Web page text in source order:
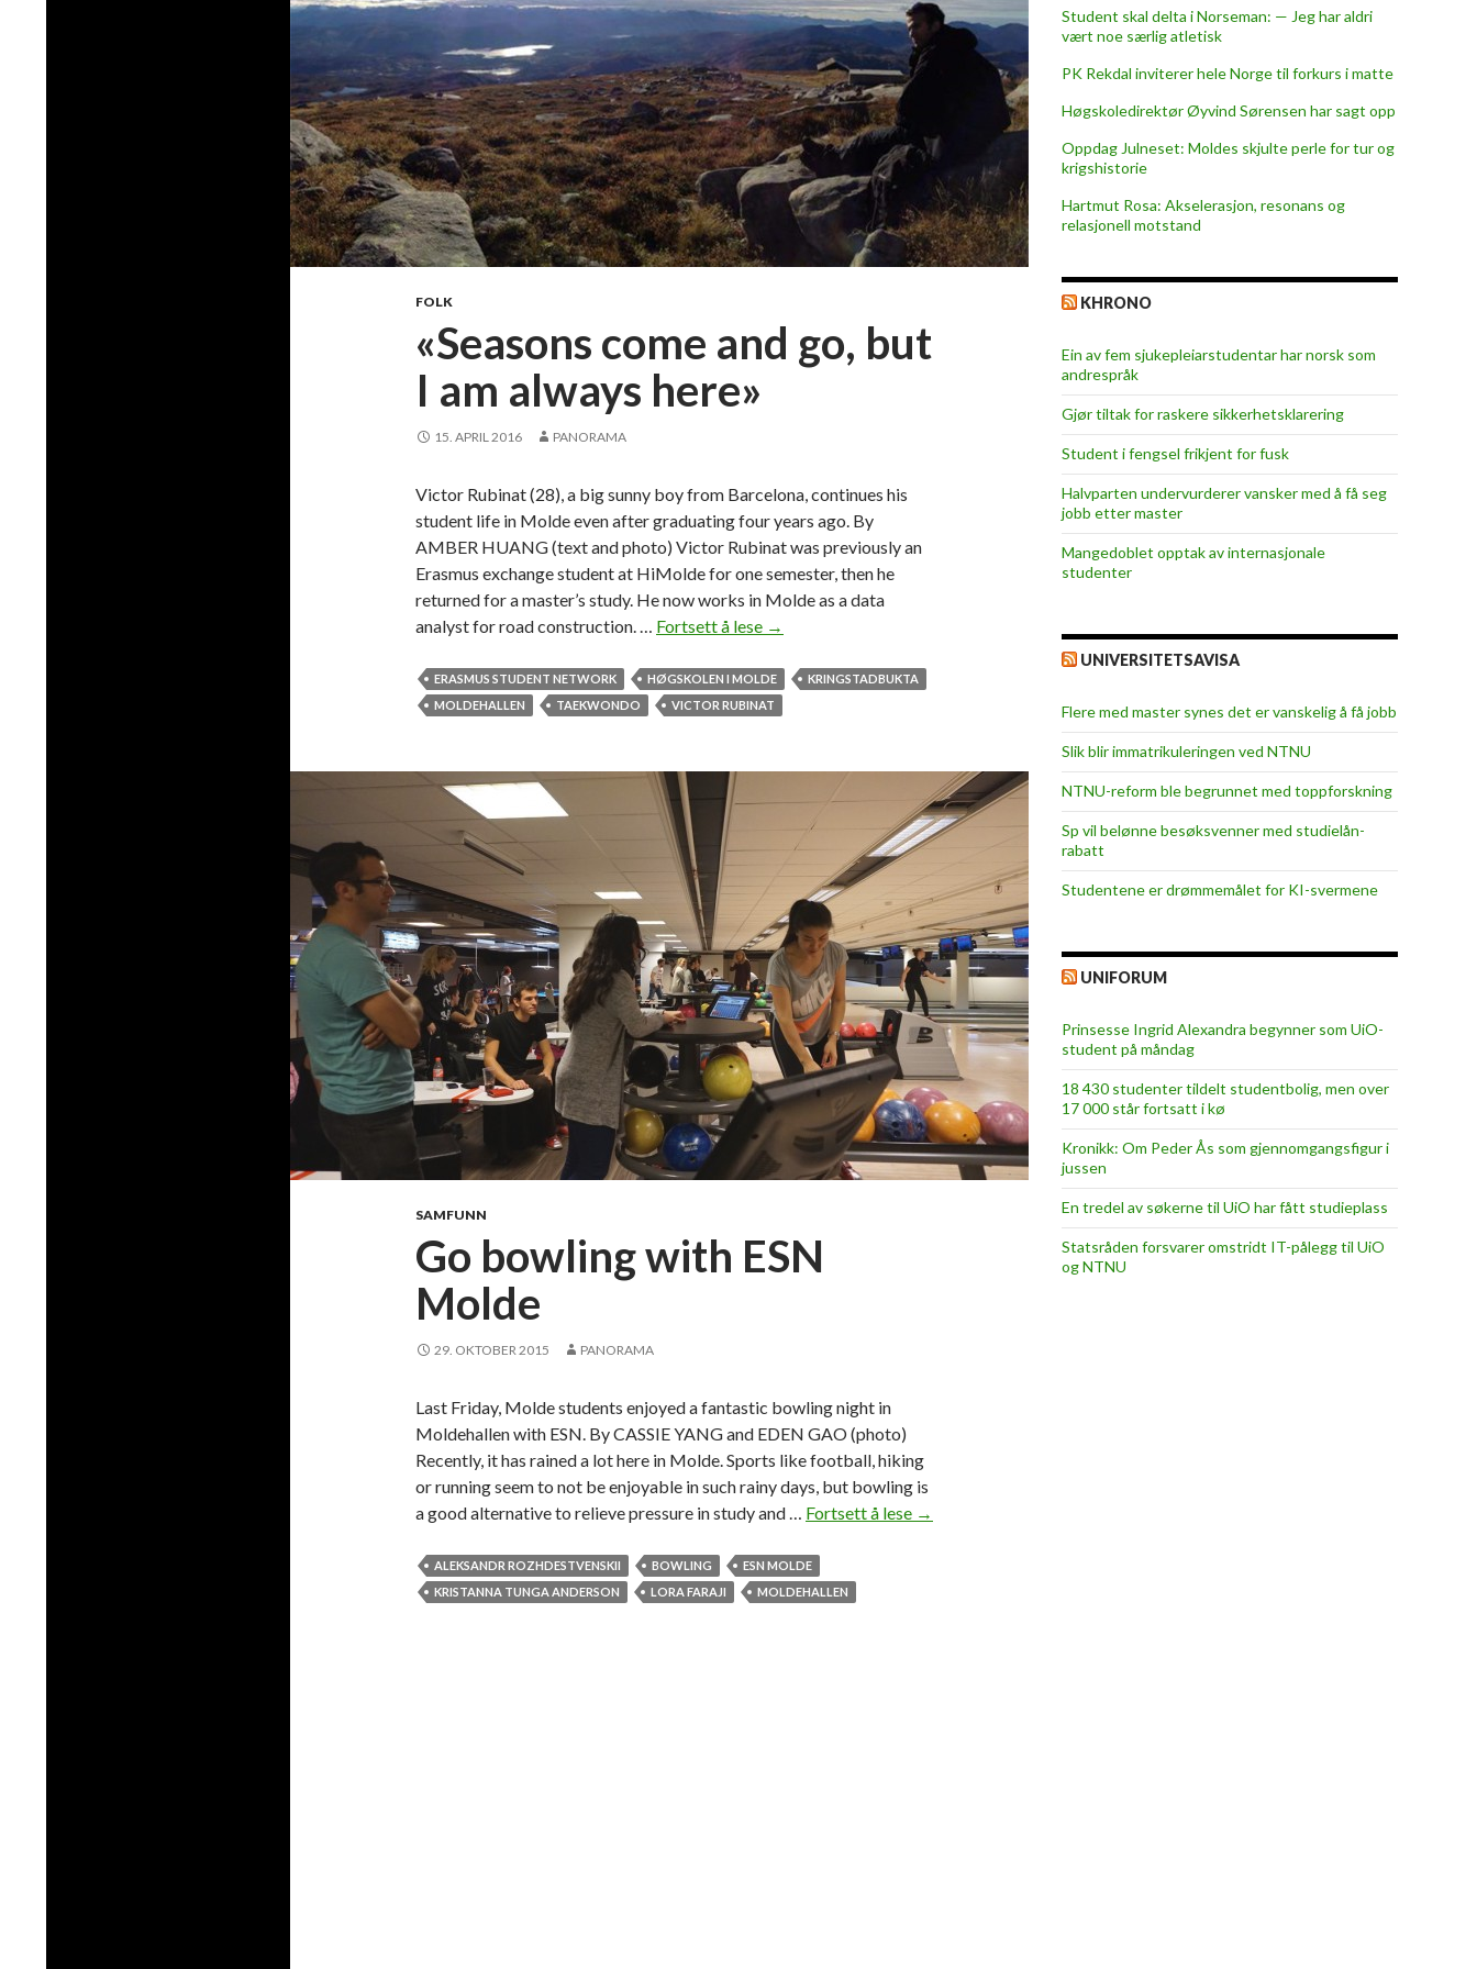
FOLK
«Seasons come and go, but
I am always here»
15. APRIL 2016 PANORAMA
Victor Rubinat (28), a big sunny boy from Barcelona, continues his
student life in Molde even after graduating four years ago. By
AMBER HUANG (text and photo) Victor Rubinat was previously an
Erasmus exchange student at HiMolde for one semester, then he
returned for a master’s study. He now works in Molde as a data
analyst for road construction. … Fortsett å lese «
e
a
s
m
e
a
n
d
g
o
,
b
t
I
a
h
e
r
e
»
→
ERASMUS STUDENT NETWORK HØGSKOLEN I MOLDE
KRINGSTADBUKTA
MOLDEHALLEN
TAEKWONDO VICTOR RUBINAT
SAMFUNN
Go bowling with ESN
Molde
29. OKTOBER 2015 PANORAMA
Last Friday, Molde students enjoyed a fantastic bowling night in
Moldehallen with ESN. By CASSIE YANG and EDEN GAO (photo)
Recently, it has rained a lot here in Molde. Sports like football, hiking
or running seem to not be enjoyable in such rainy days, but bowling is
a good alternative to relieve pressure in study and … Fortsett å lese G
→
ALEKSANDR ROZHDESTVENSKII BOWLING
ESN MOLDE
KRISTANNA TUNGA ANDERSON
LORA FARAJI MOLDEHALLEN
Student skal delta i Norseman: — Jeg har aldri
vært noe særlig atletisk
PK Rekdal inviterer hele Norge til forkurs i matte
Høgskoledirektør Øyvind Sørensen har sagt opp
Oppdag Julneset: Moldes skjulte perle for tur og
krigshistorie
Hartmut Rosa: Akselerasjon, resonans og
relasjonell motstand
KHRONO
Ein av fem sjukepleiar­studentar har norsk som
andrespråk
Gjør tiltak for raskere sikkerhets­klarering
Student i fengsel frikjent for fusk
Halvparten undervurderer vansker med å få seg
jobb etter master
Mangedoblet opptak av internasjonale
studenter
UNIVERSITETSAVISA
Flere med master synes det er vanskelig å få jobb
Slik blir immatrikuleringen ved NTNU
NTNU-reform ble begrunnet med toppforskning
Sp vil belønne besøksvenner med studielån-
rabatt
Studentene er drømmemålet for KI-svermene
UNIFORUM
Prinsesse Ingrid Alexandra begynner som UiO-
student på måndag
18 430 studenter tildelt studentbolig, men over
17 000 står fortsatt i kø
Kronikk: Om Peder Ås som gjennomgangsfigur i
jussen
En tredel av søkerne til UiO har fått studieplass
Statsråden forsvarer omstridt IT-pålegg til UiO
og NTNU